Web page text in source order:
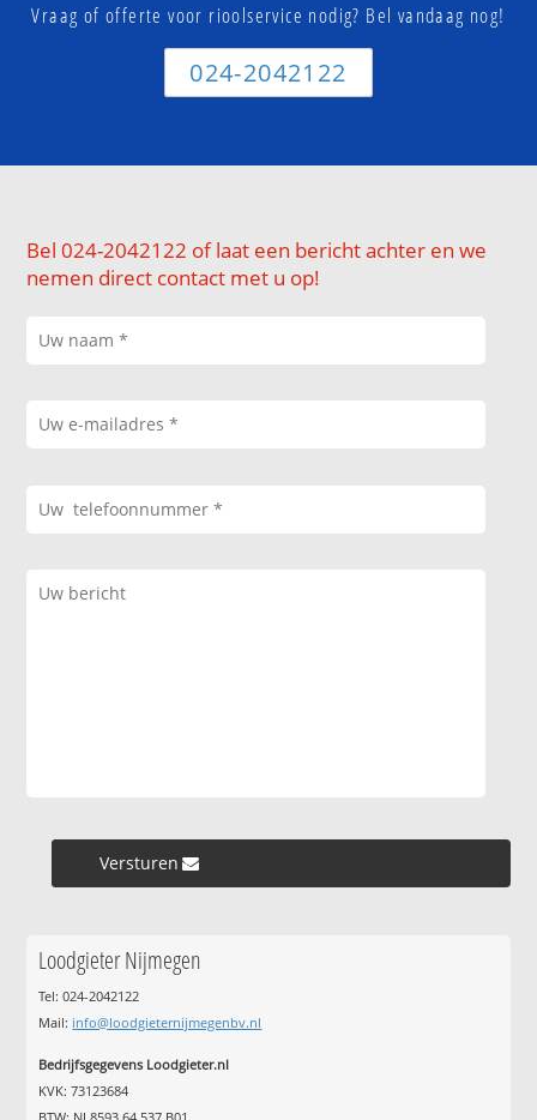
Vraag of offerte voor rioolservice nodig? Bel vandaag nog!
024-2042122
Bel 024-2042122 of laat een bericht achter en we
nemen direct contact met u op!
Versturen »
Loodgieter Nijmegen
Tel: 024-2042122
Mail: info@loodgieternijmegenbv.nl
Bedrijfsgegevens Loodgieter.nl
KVK: 73123684